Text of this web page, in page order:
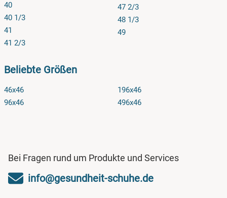
40
40 1/3
41
41 2/3
47 2/3
48 1/3
49
Beliebte Größen
46x46
96x46
196x46
496x46
Bei Fragen rund um Produkte und Services
info@gesundheit-schuhe.de